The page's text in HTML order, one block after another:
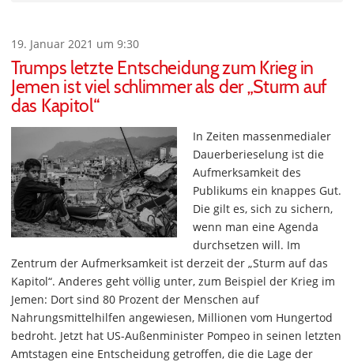
19. Januar 2021 um 9:30
Trumps letzte Entscheidung zum Krieg in
Jemen ist viel schlimmer als der „Sturm auf
das Kapitol“
In Zeiten massenmedialer
Dauerberieselung ist die
Aufmerksamkeit des
Publikums ein knappes Gut.
Die gilt es, sich zu sichern,
wenn man eine Agenda
durchsetzen will. Im
Zentrum der Aufmerksamkeit ist derzeit der „Sturm auf das
Kapitol“. Anderes geht völlig unter, zum Beispiel der Krieg im
Jemen: Dort sind 80 Prozent der Menschen auf
Nahrungsmittelhilfen angewiesen, Millionen vom Hungertod
bedroht. Jetzt hat US-Außenminister Pompeo in seinen letzten
Amtstagen eine Entscheidung getroffen, die die Lage der